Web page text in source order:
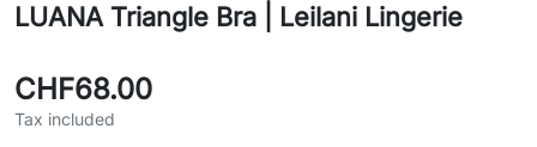
LUANA Triangle Bra | Leilani Lingerie
CHF68.00
Tax included